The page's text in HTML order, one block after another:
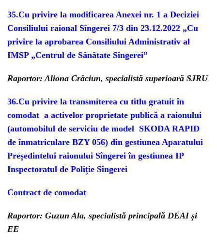
35.Cu privire la modificarea Anexei nr. 1 a Deciziei
Consiliului raional Sîngerei 7/3 din 23.12.2022 „Cu
privire la aprobarea Consiliului Administrativ al
IMSP „Centrul de Sănătate Sîngerei”
Raportor: Aliona Crăciun, specialistă superioară SJRU
36.Cu privire la transmiterea cu titlu gratuit în
comodat a activelor proprietate publică a raionului
(automobilul de serviciu de model SKODA RAPID
de înmatriculare BZY 056) din gestiunea Aparatului
Președintelui raionului Sîngereiîn gestiunea IP
Inspectoratul de Poliție Sîngerei
Contract de comodat
Raportor: Guzun Ala, specialistă principală DEAI și
EE